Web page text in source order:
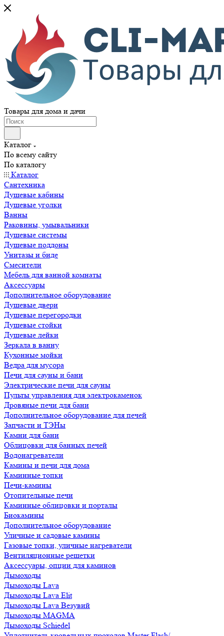
Товары для дома и дачи
Каталог
По всему сайту
По каталогу
Каталог
Сантехника
Душевые кабины
Душевые уголки
Ванны
Раковины, умывальники
Душевые системы
Душевые поддоны
Унитазы и биде
Смесители
Мебель для ванной комнаты
Аксессуары
Дополнительное оборудование
Душевые двери
Душевые перегородки
Душевые стойки
Душевые лейки
Зеркала в ванну
Кухонные мойки
Ведра для мусора
Печи для сауны и бани
Электрические печи для сауны
Пульты управления для электрокаменок
Дровяные печи для бани
Дополнительное оборудование для печей
Запчасти и ТЭНы
Камни для бани
Облицовки для банных печей
Водонагреватели
Камины и печи для дома
Каминные топки
Печи-камины
Отопительные печи
Каминные облицовки и порталы
Биокамины
Дополнительное оборудование
Уличные и садовые камины
Газовые топки, уличные нагреватели
Вентиляционные решетки
Аксессуары, опции для каминов
Дымоходы
Дымоходы Lava
Дымоходы Lava Elit
Дымоходы Lava Везувий
Дымоходы MAGMA
Дымоходы Schiedel